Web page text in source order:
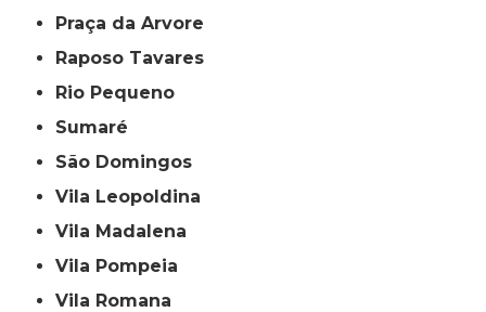
Praça da Arvore
Raposo Tavares
Rio Pequeno
Sumaré
São Domingos
Vila Leopoldina
Vila Madalena
Vila Pompeia
Vila Romana